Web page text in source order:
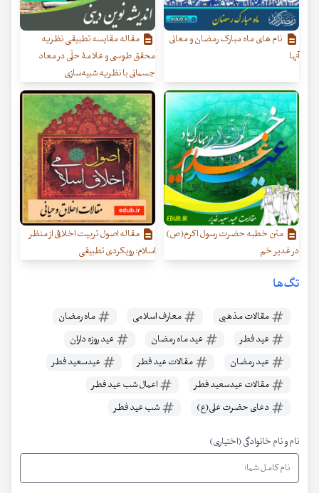
نام‌ های ماه مبارک رمضان و معانی
آنها
مقاله مقایسه تطبیقی نظریه
محقق طوسی و علامۀ حلّی در معاد
جسمانی با نظریه شبیه‌سازی
متن خطبه حضرت رسول اکرم(ص)
در غدیر خم
مقاله اصول تربیت اخلاقی از منظر
اسلام: رویکردی تطبیقی
تگ‌ها
مقالات مذهبی معارف اسلامی
ماه رمضان
عید فطر
عید ماه رمضان
عید روزه داران
عید رمضان
مقالات عید فطر
عیدسعید فطر
مقالات عیدسعید فطر
اعمال شب عید فطر
دعای حضرت علی(ع)
شب عید فطر
نام و نام خانوادگی (اختیاری)